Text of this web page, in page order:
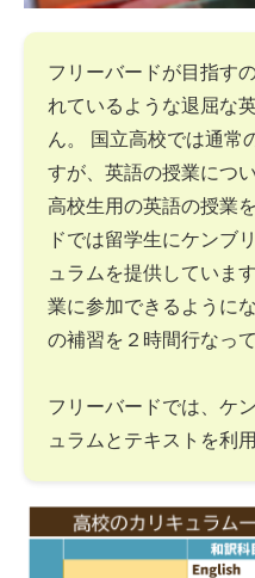
フリーバードが目指す
れているような退屈な
ん。 国立高校では通常
すが、英語の授業につ
高校生用の英語の授業
ドでは留学生にケンブ
ュラムを提供していま
業に参加できるように
の補習を２時間行なって
フリーバードでは、ケ
ュラムとテキストを利